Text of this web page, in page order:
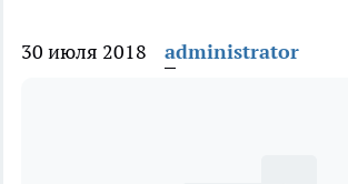
30 июля 2018 administrator